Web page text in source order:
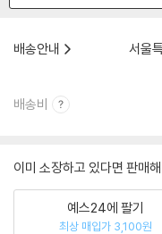
배송안내
서울
배송비
이미 소장하고 있다면 판매
예스24에 팔기
최상 매입가 3,100원